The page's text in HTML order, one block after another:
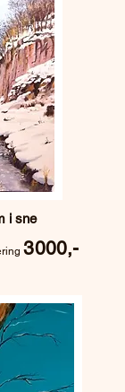
i sne
3000,-